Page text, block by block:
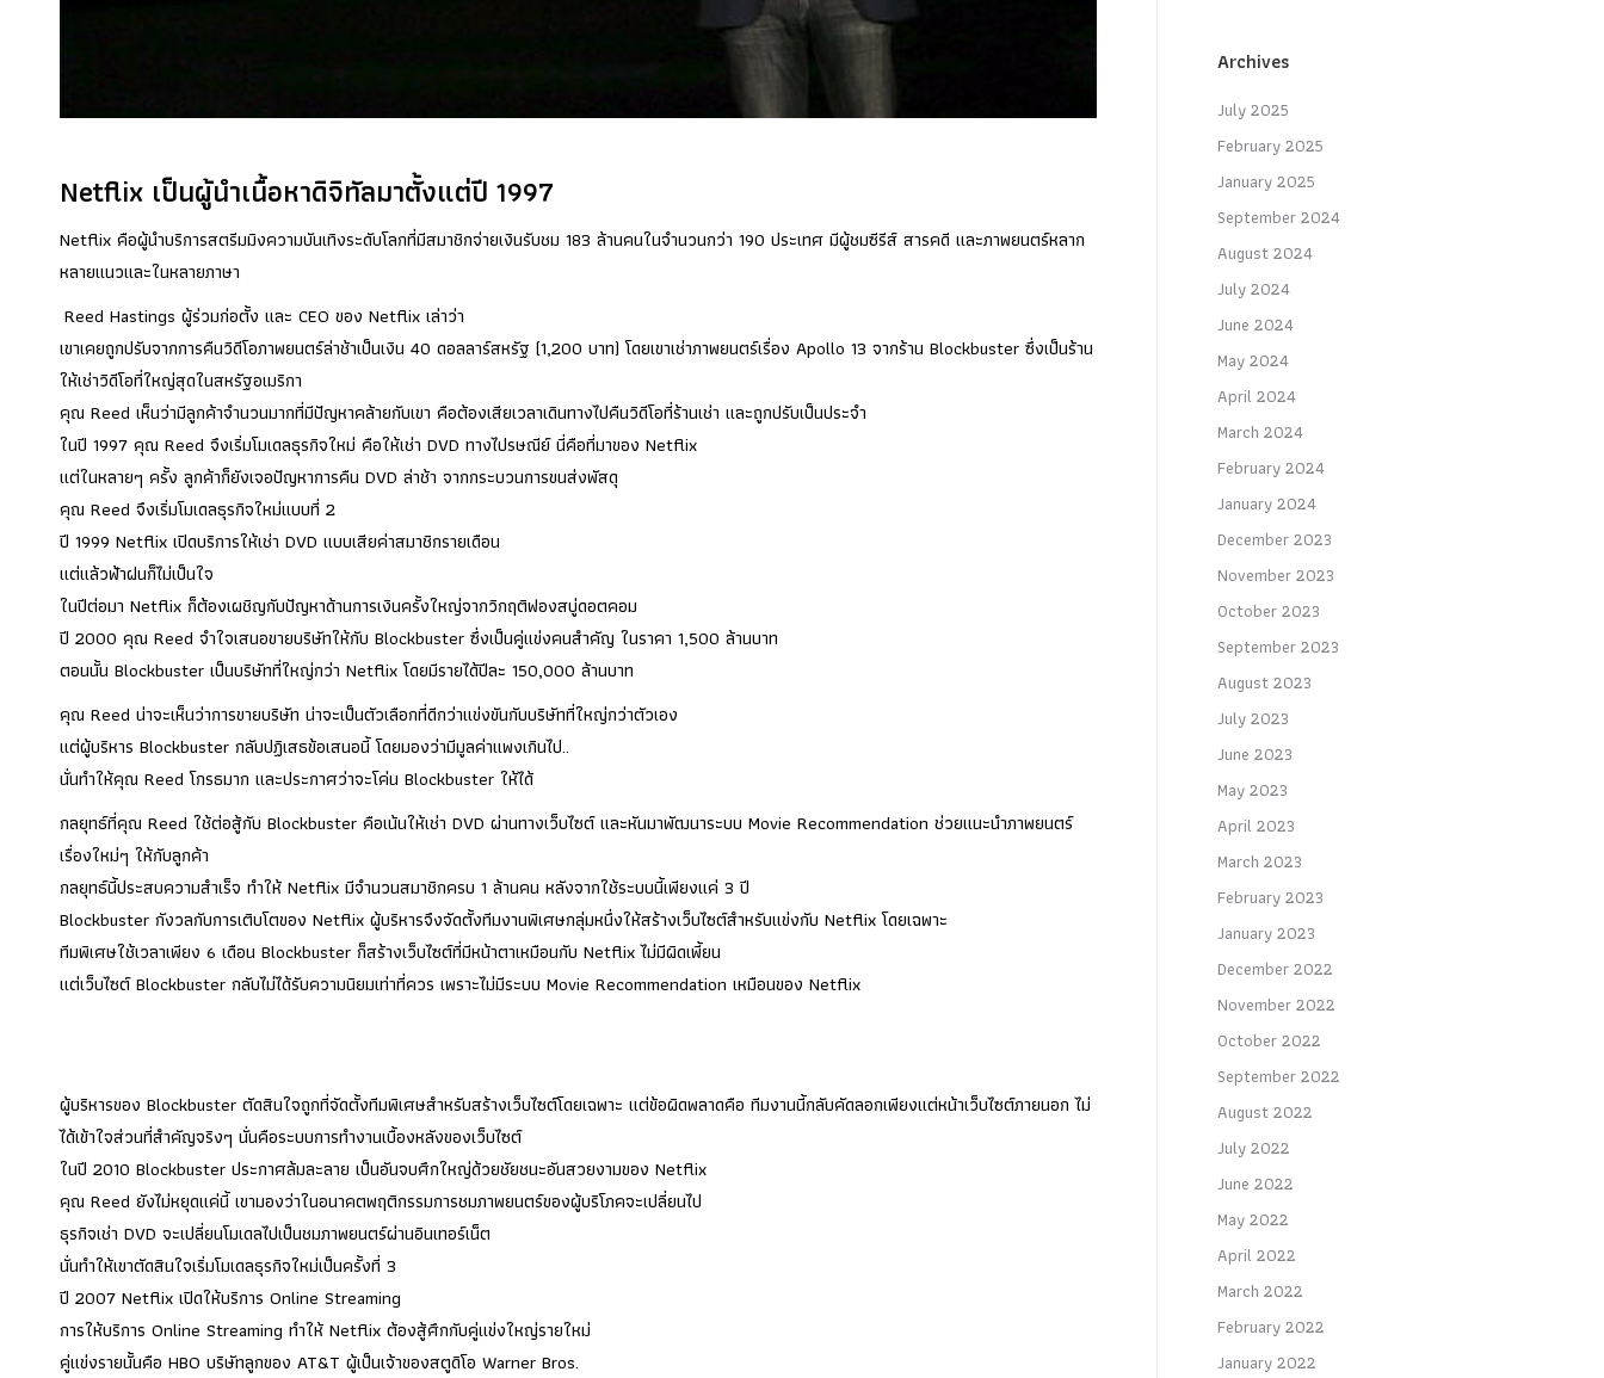
Netflix เป็นผู้นำเนื้อหาดิจิทัลมาตั้งแต่ปี 1997
Netflix คือผู้นำบริการสตรีมมิงความบันเทิงระดับโลกที่มีสมาชิกจ่ายเงินรับชม 183 ล้านคนในจำนวนกว่า 190 ประเทศ มีผู้ชมซีรีส์ สารคดี และภาพยนตร์หลาก
หลายแนวและในหลายภาษา
Reed Hastings ผู้ร่วมก่อตั้ง และ CEO ของ Netflix เล่าว่า
เขาเคยถูกปรับจากการคืนวิดีโอภาพยนตร์ล่าช้าเป็นเงิน 40 ดอลลาร์สหรัฐ (1,200 บาท) โดยเขาเช่าภาพยนตร์เรื่อง Apollo 13 จากร้าน Blockbuster ซึ่งเป็นร้าน
ให้เช่าวิดีโอที่ใหญ่สุดในสหรัฐอเมริกา
คุณ Reed เห็นว่ามีลูกค้าจำนวนมากที่มีปัญหาคล้ายกับเขา คือต้องเสียเวลาเดินทางไปคืนวิดีโอที่ร้านเช่า และถูกปรับเป็นประจำ
ในปี 1997 คุณ Reed จึงเริ่มโมเดลธุรกิจใหม่ คือให้เช่า DVD ทางไปรษณีย์ นี่คือที่มาของ Netflix
แต่ในหลายๆ ครั้ง ลูกค้าก็ยังเจอปัญหาการคืน DVD ล่าช้า จากกระบวนการขนส่งพัสดุ
คุณ Reed จึงเริ่มโมเดลธุรกิจใหม่แบบที่ 2
ปี 1999 Netflix เปิดบริการให้เช่า DVD แบบเสียค่าสมาชิกรายเดือน
แต่แล้วฟ้าฝนก็ไม่เป็นใจ
ในปีต่อมา Netflix ก็ต้องเผชิญกับปัญหาด้านการเงินครั้งใหญ่จากวิกฤติฟองสบู่ดอตคอม
ปี 2000 คุณ Reed จำใจเสนอขายบริษัทให้กับ Blockbuster ซึ่งเป็นคู่แข่งคนสำคัญ ในราคา 1,500 ล้านบาท
ตอนนั้น Blockbuster เป็นบริษัทที่ใหญ่กว่า Netflix โดยมีรายได้ปีละ 150,000 ล้านบาท
คุณ Reed น่าจะเห็นว่าการขายบริษัท น่าจะเป็นตัวเลือกที่ดีกว่าแข่งขันกับบริษัทที่ใหญ่กว่าตัวเอง
แต่ผู้บริหาร Blockbuster กลับปฏิเสธข้อเสนอนี้ โดยมองว่ามีมูลค่าแพงเกินไป..
นั่นทำให้คุณ Reed โกรธมาก และประกาศว่าจะโค่น Blockbuster ให้ได้
กลยุทธ์ที่คุณ Reed ใช้ต่อสู้กับ Blockbuster คือเน้นให้เช่า DVD ผ่านทางเว็บไซต์ และหันมาพัฒนาระบบ Movie Recommendation ช่วยแนะนำภาพยนตร์
เรื่องใหม่ๆ ให้กับลูกค้า
กลยุทธ์นี้ประสบความสำเร็จ ทำให้ Netflix มีจำนวนสมาชิกครบ 1 ล้านคน หลังจากใช้ระบบนี้เพียงแค่ 3 ปี
Blockbuster กังวลกับการเติบโตของ Netflix ผู้บริหารจึงจัดตั้งทีมงานพิเศษกลุ่มหนึ่งให้สร้างเว็บไซต์สำหรับแข่งกับ Netflix โดยเฉพาะ
ทีมพิเศษใช้เวลาเพียง 6 เดือน Blockbuster ก็สร้างเว็บไซต์ที่มีหน้าตาเหมือนกับ Netflix ไม่มีผิดเพี้ยน
แต่เว็บไซต์ Blockbuster กลับไม่ได้รับความนิยมเท่าที่ควร เพราะไม่มีระบบ Movie Recommendation เหมือนของ Netflix
ผู้บริหารของ Blockbuster ตัดสินใจถูกที่จัดตั้งทีมพิเศษสำหรับสร้างเว็บไซต์โดยเฉพาะ แต่ข้อผิดพลาดคือ ทีมงานนี้กลับคัดลอกเพียงแต่หน้าเว็บไซต์ภายนอก ไม่
ได้เข้าใจส่วนที่สำคัญจริงๆ นั่นคือระบบการทำงานเบื้องหลังของเว็บไซต์
ในปี 2010 Blockbuster ประกาศล้มละลาย เป็นอันจบศึกใหญ่ด้วยชัยชนะอันสวยงามของ Netflix
คุณ Reed ยังไม่หยุดแค่นี้ เขามองว่าในอนาคตพฤติกรรมการชมภาพยนตร์ของผู้บริโภคจะเปลี่ยนไป
ธุรกิจเช่า DVD จะเปลี่ยนโมเดลไปเป็นชมภาพยนตร์ผ่านอินเทอร์เน็ต
นั่นทำให้เขาตัดสินใจเริ่มโมเดลธุรกิจใหม่เป็นครั้งที่ 3
ปี 2007 Netflix เปิดให้บริการ Online Streaming
การให้บริการ Online Streaming ทำให้ Netflix ต้องสู้ศึกกับคู่แข่งใหญ่รายใหม่
คู่แข่งรายนั้นคือ HBO บริษัทลูกของ AT&T ผู้เป็นเจ้าของสตูดิโอ Warner Bros.
Archives
July 2025
February 2025
January 2025
September 2024
August 2024
July 2024
June 2024
May 2024
April 2024
March 2024
February 2024
January 2024
December 2023
November 2023
October 2023
September 2023
August 2023
July 2023
June 2023
May 2023
April 2023
March 2023
February 2023
January 2023
December 2022
November 2022
October 2022
September 2022
August 2022
July 2022
June 2022
May 2022
April 2022
March 2022
February 2022
January 2022